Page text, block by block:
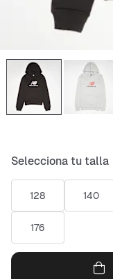
Selecciona tu talla
128 140
176